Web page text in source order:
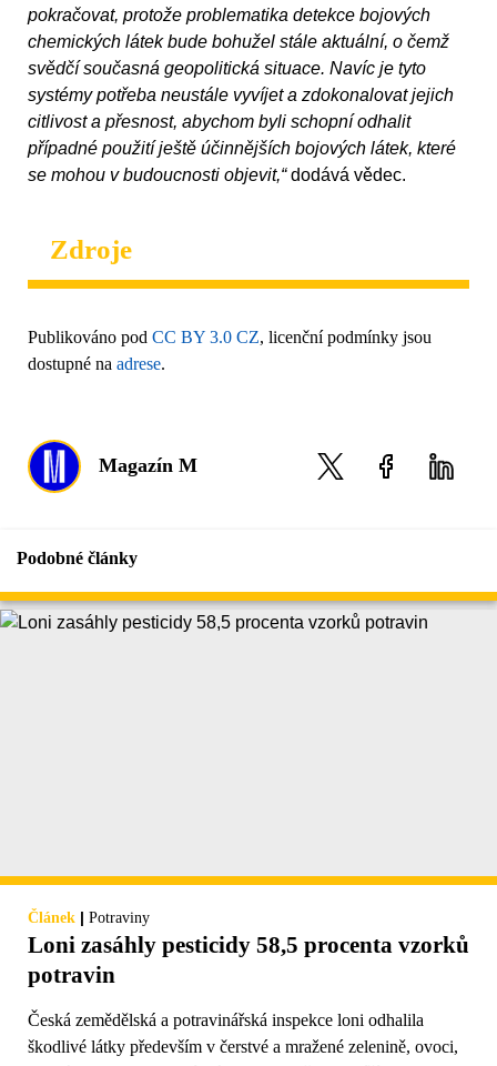
pokračovat, protože problematika detekce bojových
chemických látek bude bohužel stále aktuální, o čemž
svědčí současná geopolitická situace. Navíc je tyto
systémy potřeba neustále vyvíjet a zdokonalovat jejich
citlivost a přesnost, abychom byli schopní odhalit
případné použití ještě účinnějších bojových látek, které
se mohou v budoucnosti objevit,“dodává vědec.
Zdroje
Publikováno pod CC BY 3.0 CZ, licenční podmínky jsou
dostupné na adrese.
Magazín M
Podobné články
Článek | Potraviny
Loni zasáhly pesticidy 58,5 procenta vzorků
potravin
Česká zemědělská a potravinářská inspekce loni odhalila
škodlivé látky především v čerstvé a mražené zelenině, ovoci,